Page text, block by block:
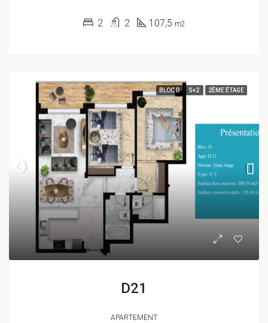
2 2 107,5 m2
BLOC D S+2 2ÈME ÉTAGE
D21
APARTEMENT